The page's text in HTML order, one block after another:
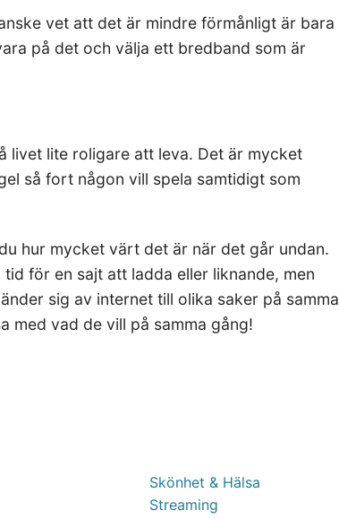
vet att det är mindre förmånligt är bara
på det och välja ett bredband som är
livet lite roligare att leva. Det är mycket
så fort någon vill spela samtidigt som
hur mycket värt det är när det går undan.
för en sajt att ladda eller liknande, men
sig av internet till olika saker på samma
med vad de vill på samma gång!
Skönhet & Hälsa
Streaming